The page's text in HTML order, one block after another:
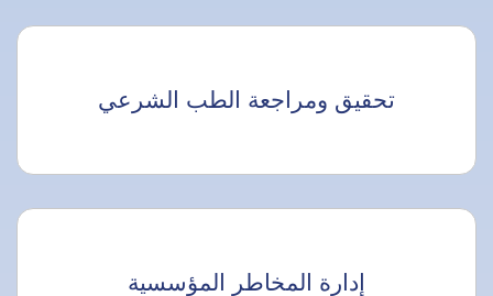
تحقيق ومراجعة الطب الشرعي
إدارة المخاطر المؤسسية